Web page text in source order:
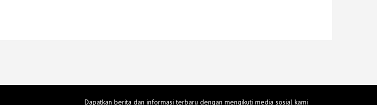
Dapatkan berita dan informasi terbaru dengan mengikuti media sosial kami